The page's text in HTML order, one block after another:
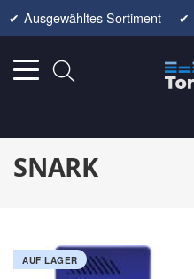
✔ Ausgewähltes Sortiment ✔
SNARK
AUF LAGER